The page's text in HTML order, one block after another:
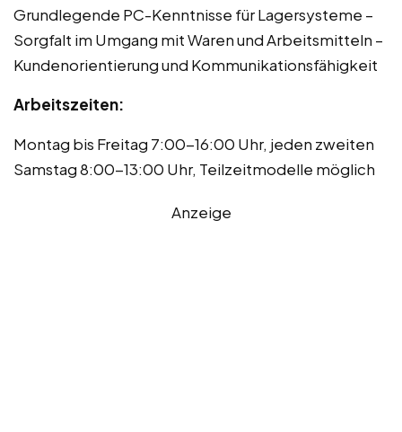
Grundlegende PC-Kenntnisse für Lagersysteme –
Sorgfalt im Umgang mit Waren und Arbeitsmitteln –
Kundenorientierung und Kommunikationsfähigkeit
Arbeitszeiten:
Montag bis Freitag 7:00-16:00 Uhr, jeden zweiten
Samstag 8:00-13:00 Uhr, Teilzeitmodelle möglich
Anzeige